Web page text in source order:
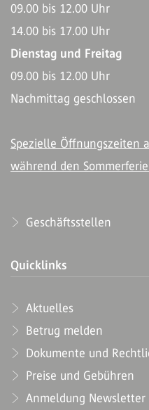
09.00 bis 12.00 Uhr
14.00 bis 17.00 Uhr
Dienstag und Freitag
09.00 bis 12.00 Uhr
Nachmittag geschlossen
Spezielle Öffnungszeiten
während den
Geschäftsstellen
Quicklinks
Aktuelles
Betrug melden
Dokumente und
Preise und Gebühren
Anmeldung Newsletter